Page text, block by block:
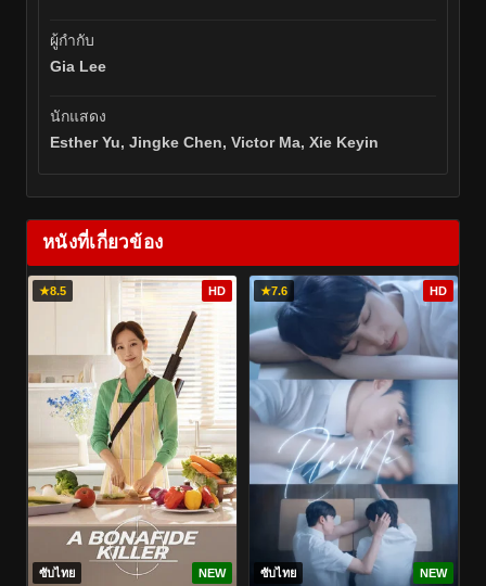
ผู้กำกับ
Gia Lee
นักแสดง
Esther Yu, Jingke Chen, Victor Ma, Xie Keyin
หนังที่เกี่ยวข้อง
★8.5 HD
ซับไทย NEW
★7.6 HD
ซับไทย NEW